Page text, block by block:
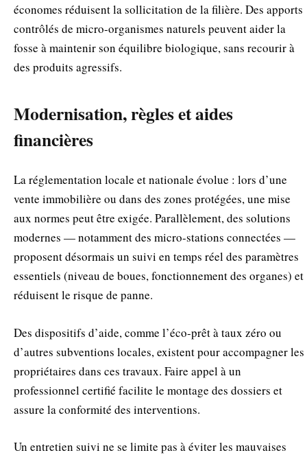
économes réduisent la sollicitation de la filière. Des apports
contrôlés de micro-organismes naturels peuvent aider la
fosse à maintenir son équilibre biologique, sans recourir à
des produits agressifs.
Modernisation, règles et aides
financières
La réglementation locale et nationale évolue : lors d’une
vente immobilière ou dans des zones protégées, une mise
aux normes peut être exigée. Parallèlement, des solutions
modernes — notamment des micro-stations connectées —
proposent désormais un suivi en temps réel des paramètres
essentiels (niveau de boues, fonctionnement des organes) et
réduisent le risque de panne.
Des dispositifs d’aide, comme l’éco-prêt à taux zéro ou
d’autres subventions locales, existent pour accompagner les
propriétaires dans ces travaux. Faire appel à un
professionnel certifié facilite le montage des dossiers et
assure la conformité des interventions.
Un entretien suivi ne se limite pas à éviter les mauvaises